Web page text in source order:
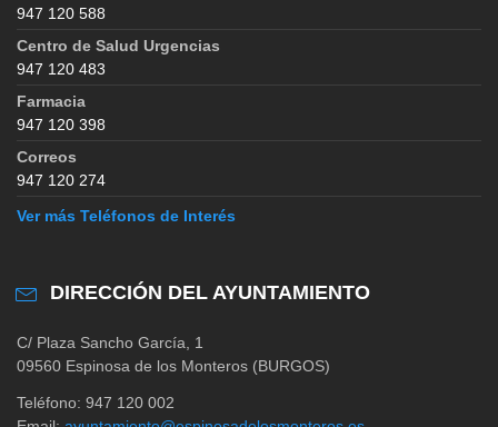
947 120 588
Centro de Salud Urgencias
947 120 483
Farmacia
947 120 398
Correos
947 120 274
Ver más Teléfonos de Interés
DIRECCIÓN DEL AYUNTAMIENTO
C/ Plaza Sancho García, 1
09560 Espinosa de los Monteros (BURGOS)
Teléfono: 947 120 002